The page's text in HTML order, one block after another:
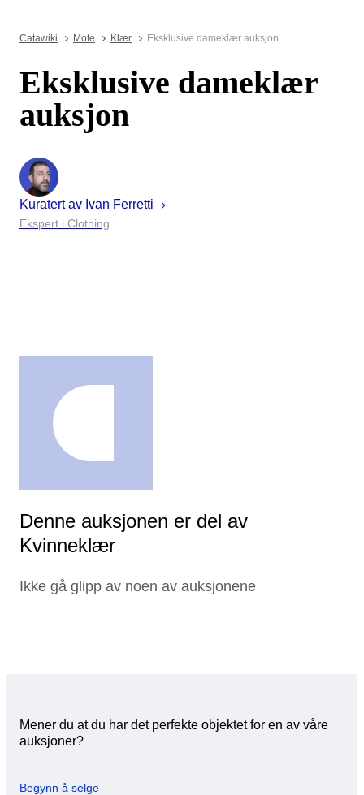
Catawiki Mote Klær Eksklusive dameklær auksjon
Eksklusive dameklær
auksjon
Kuratert av Ivan Ferretti
Ekspert i Clothing
Denne auksjonen er del av
Kvinneklær
Ikke gå glipp av noen av auksjonene
Mener du at du har det perfekte objektet for en av våre
auksjoner?
Begynn å selge